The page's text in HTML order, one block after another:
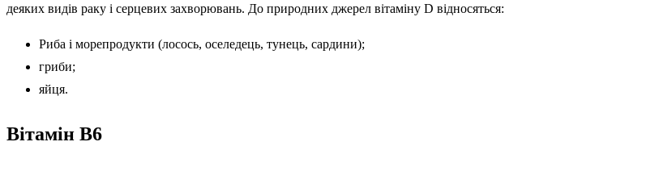
деяких видів раку і серцевих захворювань. До природних джерел вітаміну D відносяться:
Риба і морепродукти (лосось, оселедець, тунець, сардини);
гриби;
яйця.
Вітамін B6